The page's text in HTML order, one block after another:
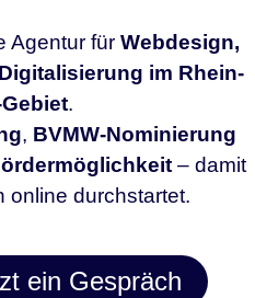
Agentur für Webdesign,
im Rhein-
.
, BVMW-Nominierung
– damit
online durchstartet.
ein Gespräch